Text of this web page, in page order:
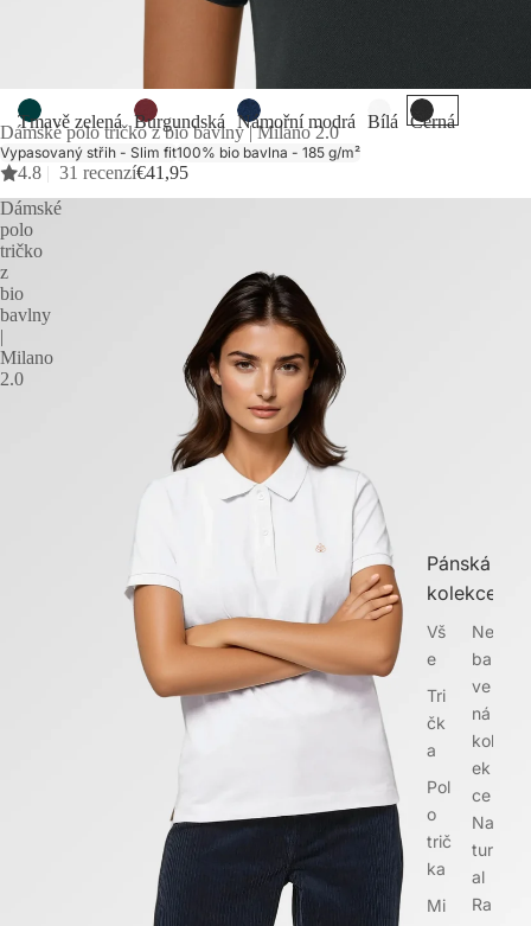
Pánská
kolekce
Vš
e
Tri
čk
a
Pol
o
trič
ka
Mi
Ne
bar
ve
ná
kol
ek
ce
Na
tur
al
Ra
Tmavě zelená Burgundská Námořní modrá Bílá Černá
Dámské polo tričko z bio bavlny | Milano 2.0
Vypasovaný střih - Slim fit100% bio bavlna - 185 g/m²
4.8 | 31 recenzí€41,95
Dámské
polo
tričko
z
bio
bavlny
|
Milano
2.0